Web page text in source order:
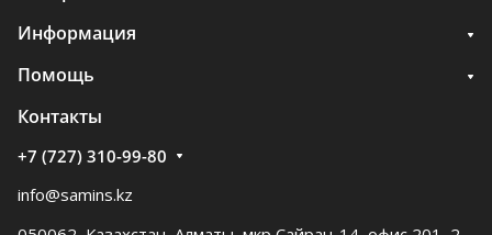
Информация
Помощь
Контакты
+7 (727) 310-99-80
info@samins.kz